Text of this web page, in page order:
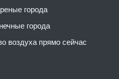
города
города
воздуха прямо сейчас